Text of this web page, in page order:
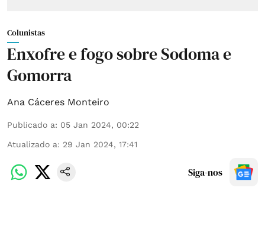
Colunistas
Enxofre e fogo sobre Sodoma e
Gomorra
Ana Cáceres Monteiro
Publicado a: 05 Jan 2024, 00:22
Atualizado a: 29 Jan 2024, 17:41
Siga-nos